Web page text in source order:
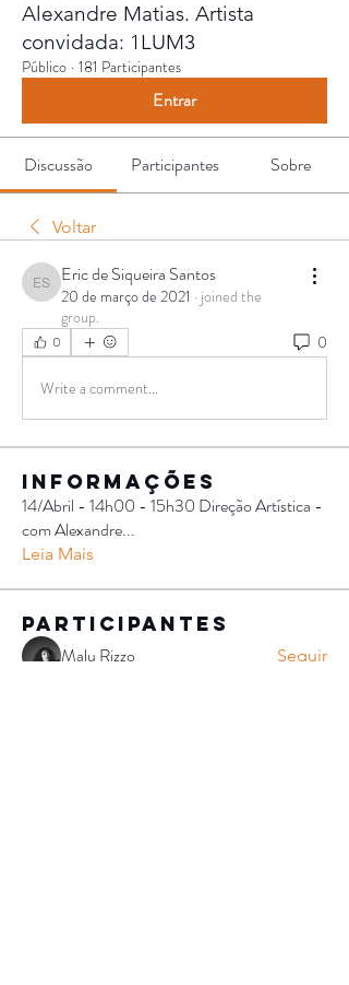
Alexandre Matias. Artista
convidada: 1LUM3
Público · 181 Participantes
Entrar
Discussão Participantes Sobre
Voltar
Eric de Siqueira Santos
Eric de Siqueira Santos
20 de março de 2021 · joined the
group.
0 0
Write a comment...
Informações
14/Abril - 14h00 - 15h30 Direção Artística -
com Alexandre...
Leia Mais
Participantes
Malu Rizzo
Seguir